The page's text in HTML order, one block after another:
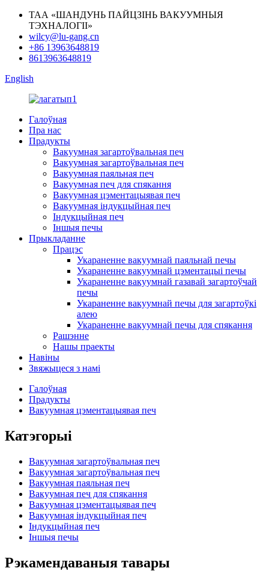
ТАА «ШАНДУНЬ ПАЙЦЗІНЬ ВАКУУМНЫЯ
ТЭХНАЛОГІІ»
wilcy@lu-gang.cn
+86 13963648819
8613963648819
English
Галоўная
Пра нас
Прадукты
Вакуумная загартоўвальная печ
Вакуумная загартоўвальная печ
Вакуумная паяльная печ
Вакуумная печ для спякання
Вакуумная цэментацыявая печ
Вакуумная індукцыйная печ
Індукцыйная печ
Іншыя печы
Прыкладанне
Працэс
Укараненне вакуумнай паяльнай печы
Укараненне вакуумнай цэментацыі печы
Укараненне вакуумнай газавай загартоўчай
печы
Укараненне вакуумнай печы для загартоўкі
алею
Укараненне вакуумнай печы для спякання
Рашэнне
Нашы праекты
Навіны
Звяжыцеся з намі
Галоўная
Прадукты
Вакуумная цэментацыявая печ
Катэгорыі
Вакуумная загартоўвальная печ
Вакуумная загартоўвальная печ
Вакуумная паяльная печ
Вакуумная печ для спякання
Вакуумная цэментацыявая печ
Вакуумная індукцыйная печ
Індукцыйная печ
Іншыя печы
Рэкамендаваныя тавары